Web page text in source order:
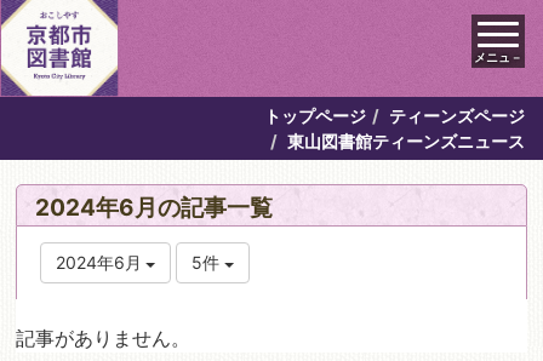
メニュ－
トップページ
ティーンズページ
東山図書館ティーンズニュース
2024年6月の記事一覧
2024年6月 5件
記事がありません。